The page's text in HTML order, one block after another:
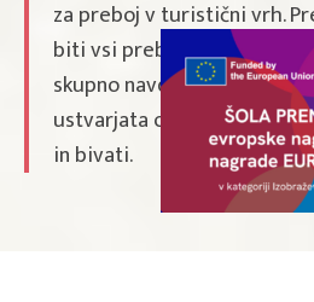
za preboj v turistični vrh.
biti vsi prebivalci nosilci
skupno navdušenje in
ustvarjata okolje, v katerem
in bivati.